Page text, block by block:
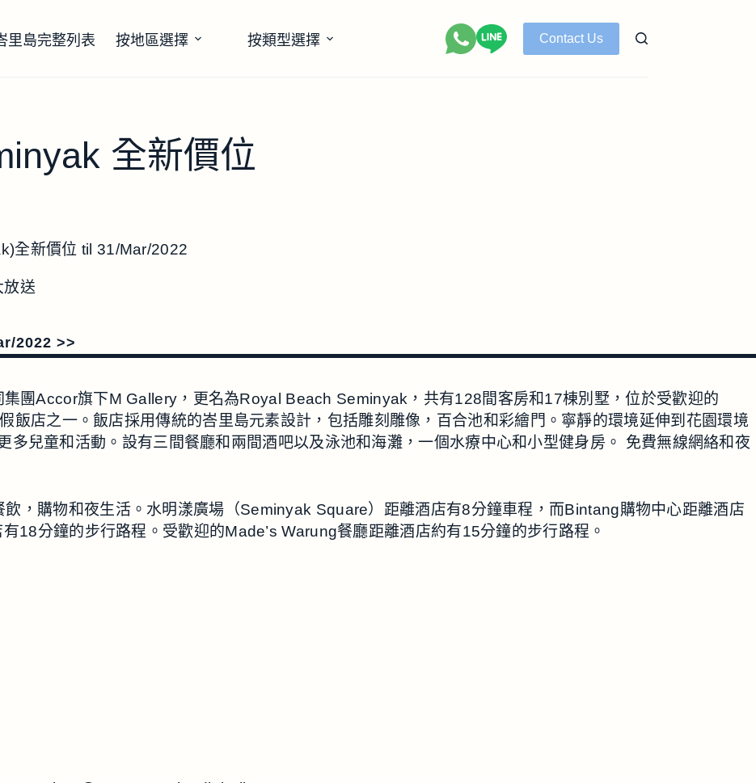
里島完整列表 按地區選擇 按類型選擇 Contact Us
全新價位
全新價位 til 31/Mar/2022
放送
2022 >>
團Accor旗下M Gallery，更名為Royal Beach Seminyak，共有128間客房和17棟別墅，位於受歡迎的
飯店之一。飯店採用傳統的峇里島元素設計，包括雕刻雕像，百合池和彩繪門。寧靜的環境延伸到花園環境
多兒童和活動。設有三間餐廳和兩間酒吧以及泳池和海灘，一個水療中心和小型健身房。 免費無線網絡和夜
，購物和夜生活。水明漾廣場（Seminyak Square）距離酒店有8分鐘車程，而Bintang購物中心距離酒店
18分鐘的步行路程。受歡迎的Made’s Warung餐廳距離酒店約有15分鐘的步行路程。